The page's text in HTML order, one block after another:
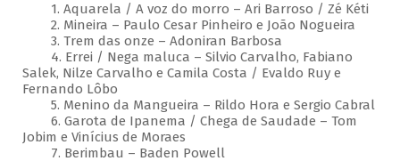
1. Aquarela / A voz do morro – Ari Barroso / Zé Kéti
2. Mineira – Paulo Cesar Pinheiro e João Nogueira
3. Trem das onze – Adoniran Barbosa
4. Errei / Nega maluca – Silvio Carvalho, Fabiano
Salek, Nilze Carvalho e Camila Costa / Evaldo Ruy e
Fernando Lôbo
5. Menino da Mangueira – Rildo Hora e Sergio Cabral
6. Garota de Ipanema / Chega de Saudade – Tom
Jobim e Vinícius de Moraes
7. Berimbau – Baden Powell